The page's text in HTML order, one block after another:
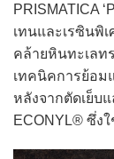
PRISMATICA
เทนและเรซินพิ
คล้ายหินทะเลท
เทคนิคการย้อม
หลังจากตัดเย็บแ
ECONYL® ซึ่ง